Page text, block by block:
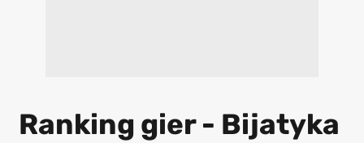
Ranking gier - Bijatyka